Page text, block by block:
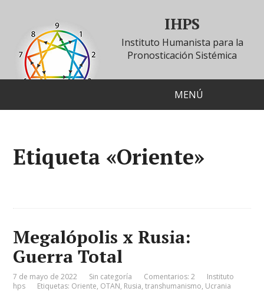
IHPS
Instituto Humanista para la
Pronosticación Sistémica
MENÚ
Etiqueta «Oriente»
Megalópolis x Rusia:
Guerra Total
7 de mayo de 2022 Sin categoría Comentarios: 2
Instituto
hps
Etiquetas: Oriente, OTAN, Rusia,transhumanismo, Ucrania